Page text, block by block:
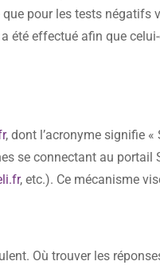
que pour les tests négatifs
effectué afin que
, dont l’acronyme signifie
se connectant au portail
, etc.). Ce mécanisme
Où trouver les